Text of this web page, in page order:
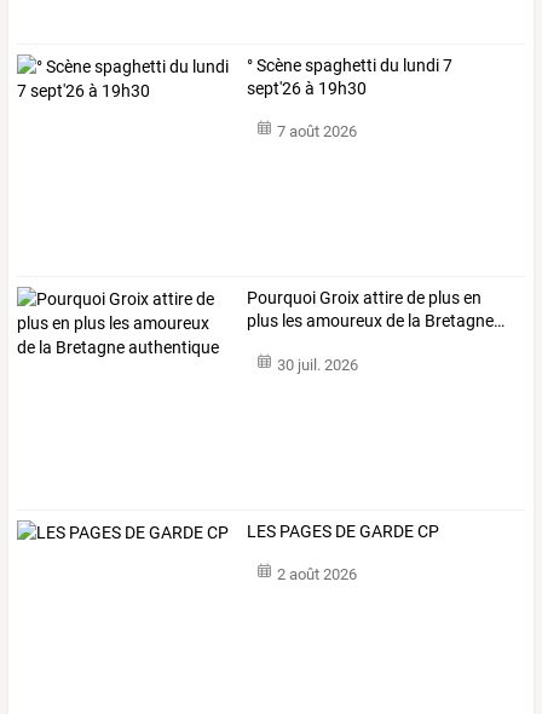
° Scène spaghetti du lundi 7
sept'26 à 19h30
7 août 2026
PourquoiGroixattirede plusen
plus lesamoureuxde la Bretagne…
30 juil. 2026
LES PAGES DE GARDE CP
2 août 2026